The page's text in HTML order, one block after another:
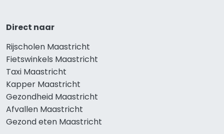
Direct naar
Rijscholen Maastricht
Fietswinkels Maastricht
Taxi Maastricht
Kapper Maastricht
Gezondheid Maastricht
Afvallen Maastricht
Gezond eten Maastricht